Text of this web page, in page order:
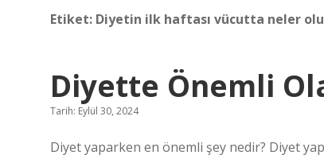
Etiket: Diyetin ilk haftası vücutta neler
Diyette Önemli
Tarih: Eylül 30, 2024
Diyet yaparken en önemli şey nedir? Diyet